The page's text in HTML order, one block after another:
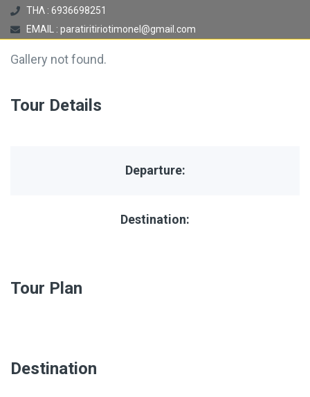
ΤΗΛ : 6936698251
EMAIL : paratiritiriotimonel@gmail.com
Gallery not found.
Tour Details
Departure:
Destination:
Tour Plan
Destination